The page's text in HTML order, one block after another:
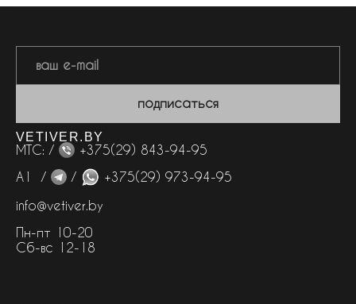
подписаться
VETIVER.BY
МТС: /
+375(29) 843-94-95
А1 /
/
+375(29) 973-94-95
info@vetiver.by
Пн-пт 10-20
Сб-вс 12-18